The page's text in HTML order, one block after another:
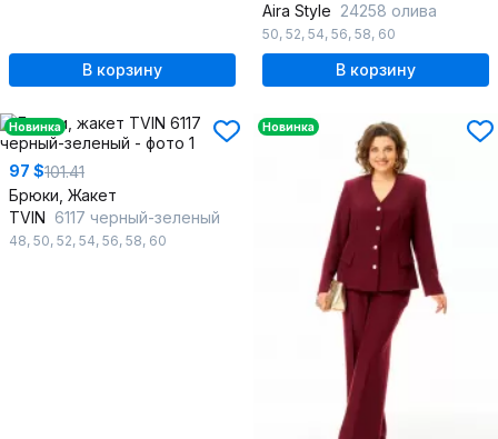
В корзину
Aira Style 24258 олива
50, 52, 54, 56, 58, 60
В корзину
Новинка
97 $101.41
Брюки, Жакет
TVIN 6117 черный-зеленый
48, 50, 52, 54, 56, 58, 60
Новинка